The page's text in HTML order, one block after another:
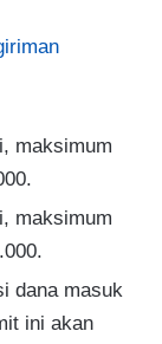
maksimum
maksimum
dana masuk
ini akan